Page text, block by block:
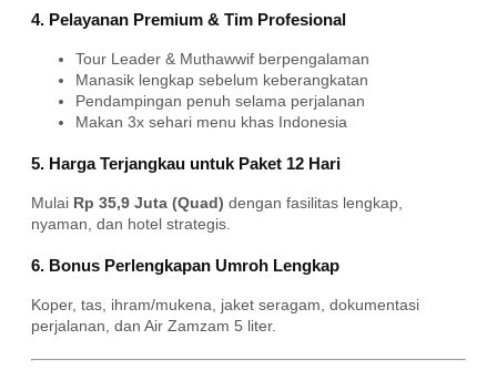
4. Pelayanan Premium & Tim Profesional
Tour Leader & Muthawwif berpengalaman
Manasik lengkap sebelum keberangkatan
Pendampingan penuh selama perjalanan
Makan 3x sehari menu khas Indonesia
5. Harga Terjangkau untuk Paket 12 Hari
Mulai Rp 35,9 Juta (Quad) dengan fasilitas lengkap,
nyaman, dan hotel strategis.
6. Bonus Perlengkapan Umroh Lengkap
Koper, tas, ihram/mukena, jaket seragam, dokumentasi
perjalanan, dan Air Zamzam 5 liter.